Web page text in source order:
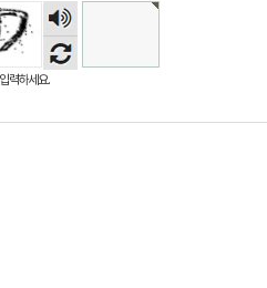
숫자
음성
듣기
력하세요.